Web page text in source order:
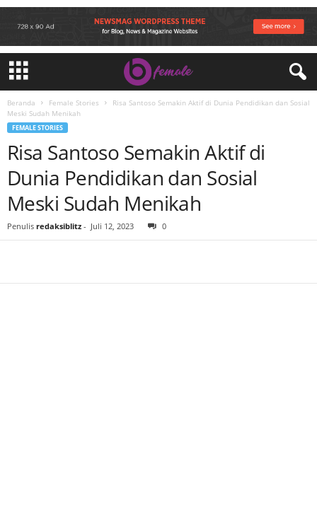
Beranda Female Stories
Risa Santoso Semakin Aktif di Dunia Pendidikan dan Sosial
Meski Sudah Menikah
FEMALE STORIES
Risa Santoso Semakin Aktif di
Dunia Pendidikan dan Sosial
Meski Sudah Menikah
Penulis redaksiblitz - Juli 12, 2023 0